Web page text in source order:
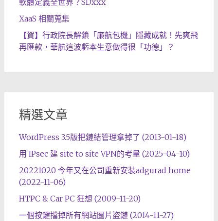
軟體定義全世界？SDxxx
XaaS 相關蒐集
【賀】行政院長解鎖「廉航包機」隱藏成就！先爽飛
再匯款，華航這波虧本生意做得很「功德」？
精選文章
WordPress 3.5版把鏈結管理拿掉了 (2013-01-18)
用 IPsec 建 site to site VPN的考量 (2025-04-10)
20221020 今年又在公司重新安裝adgurad home
(2022-11-06)
HTPC & Car PC 狂想 (2009-11-20)
一個按鍵擋掉所有網站圖片盜鏈 (2014-11-27)